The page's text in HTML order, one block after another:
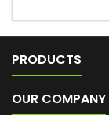
PRODUCTS
OUR COMPANY